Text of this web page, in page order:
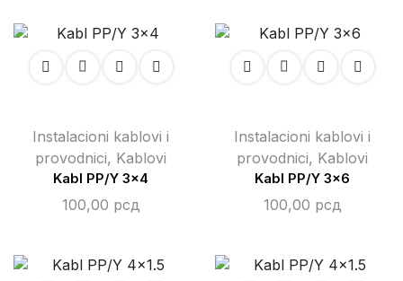
Instalacioni kablovi i
provodnici, Kablovi
Kabl PP/Y 3×4
100,00 рсд
Instalacioni kablovi i
provodnici, Kablovi
Kabl PP/Y 3×6
100,00 рсд